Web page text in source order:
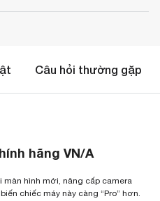
Câu hỏi thường gặp
hãng VN/A
màn hình mới, nâng cấp camera
chiếc máy này càng “Pro” hơn.